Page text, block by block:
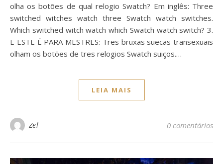
olha os botões de qual relogio Swatch? Em inglês: Three
switched witches watch three Swatch watch switches.
Which switched witch watch which Swatch watch switch? 3.
E ESTE É PARA MESTRES: Tres bruxas suecas transexuais
olham os botões de tres relogios Swatch suiços.…
LEIA MAIS
Zel 0 comentários